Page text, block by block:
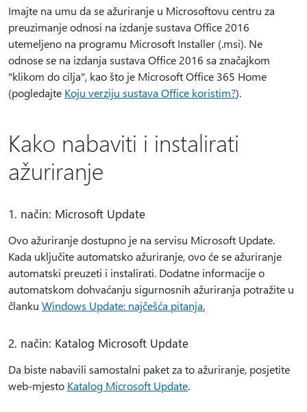
Imajte na umu da se ažuriranje u Microsoftovu centru za
preuzimanje odnosi na izdanje sustava Office 2016
utemeljeno na programu Microsoft Installer (.msi). Ne
odnose se na izdanja sustava Office 2016 sa značajkom
"klikom do cilja", kao što je Microsoft Office 365 Home
(pogledajte Koju verziju sustava Office koristim?).
Kako nabaviti i instalirati
ažuriranje
1. način: Microsoft Update
Ovo ažuriranje dostupno je na servisu Microsoft Update.
Kada uključite automatsko ažuriranje, ovo će se ažuriranje
automatski preuzeti i instalirati. Dodatne informacije o
automatskom dohvaćanju sigurnosnih ažuriranja potražite u
članku Windows Update: najčešća pitanja.
2. način: Katalog Microsoft Update
Da biste nabavili samostalni paket za to ažuriranje, posjetite
web-mjesto Katalog Microsoft Update.